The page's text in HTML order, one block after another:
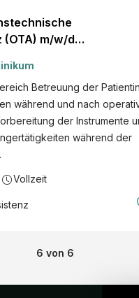
(OTA) m/w/d
Achern
oder
Betreuung der
während und nach
der Instrumente
während der
Vollzeit
6 von 6